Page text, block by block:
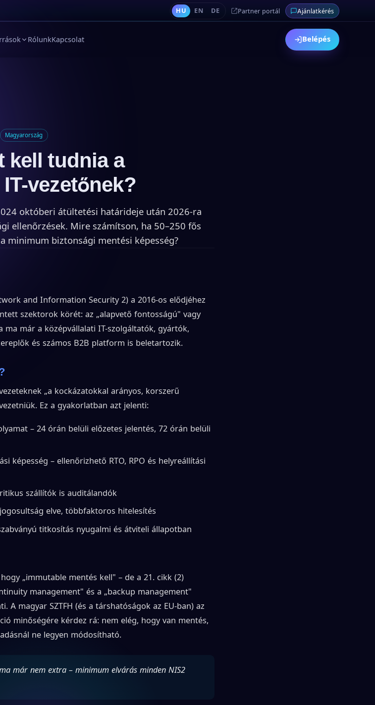
HU EN DE Partner portál Ajánlatkérés
RólunkKapcsolat Belépés
Magyarország
kell tudnia a
vezetőnek?
októberi átültetési határideje után 2026-ra
ellenőrzések. Mire számítson, ha 50–250 fős
minimum biztonsági mentési képesség?
and Information Security 2) a 2016-os elődjéhez
szektorok körét: az „alapvető fontosságú" vagy
ma már a középvállalati IT-szolgáltatók, gyártók,
és számos B2B platform is beletartozik.
„a kockázatokkal arányos, korszerű
Ez a gyakorlatban azt jelenti:
– 24 órán belüli előzetes jelentés, 72 órán belüli
képesség – ellenőrizhető RTO, RPO és helyreállítási
szállítók is auditálandók
elve, többfaktoros hitelesítés
titkosítás nyugalmi és átviteli állapotban
„immutable mentés kell" – de a 21. cikk (2)
management" és a „backup management"
A magyar SZTFH (és a társhatóságok az EU-ban) az
minőségére kérdez rá: nem elég, hogy van mentés,
ne legyen módosítható.
már nem extra – minimum elvárás minden NIS2